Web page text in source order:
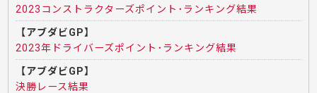
2023コンストラクターズポイント･ランキング結果
【アブダビGP】
2023年ドライバーズポイント･ランキング結果
【アブダビGP】
決勝レース結果